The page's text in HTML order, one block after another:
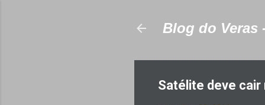
Blog do Veras
Satélite deve